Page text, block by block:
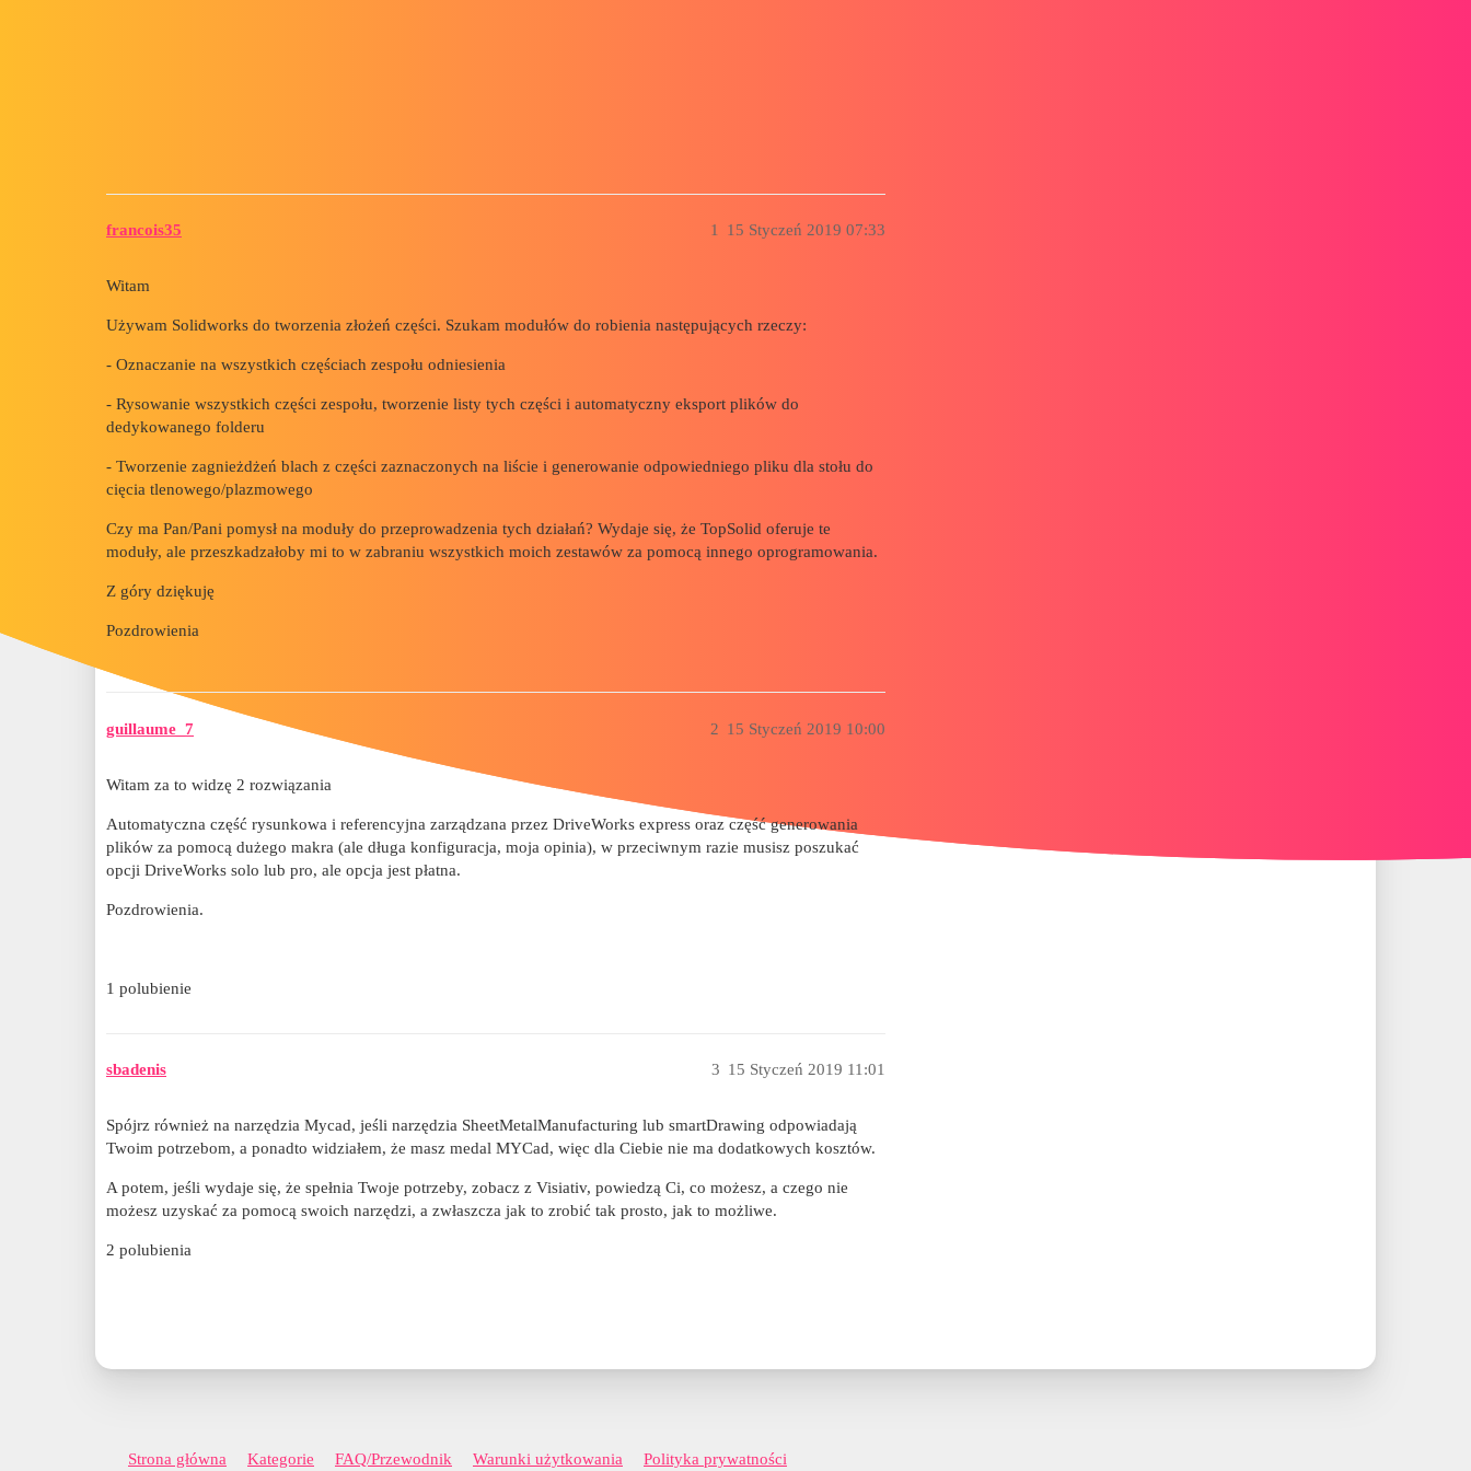
francois35 15 Styczeń 2019 07:33
1
Witam
Używam Solidworks do tworzenia złożeń części. Szukam modułów do robienia następujących rzeczy:
- Oznaczanie na wszystkich częściach zespołu odniesienia
- Rysowanie wszystkich części zespołu, tworzenie listy tych części i automatyczny eksport plików do
dedykowanego folderu
- Tworzenie zagnieżdżeń blach z części zaznaczonych na liście i generowanie odpowiedniego pliku dla stołu do
cięcia tlenowego/plazmowego
Czy ma Pan/Pani pomysł na moduły do przeprowadzenia tych działań? Wydaje się, że TopSolid oferuje te
moduły, ale przeszkadzałoby mi to w zabraniu wszystkich moich zestawów za pomocą innego oprogramowania.
Z góry dziękuję
Pozdrowienia
guillaume_7 15 Styczeń 2019 10:00
2
Witam za to widzę 2 rozwiązania
Automatyczna część rysunkowa i referencyjna zarządzana przez DriveWorks express oraz część generowania
plików za pomocą dużego makra (ale długa konfiguracja, moja opinia), w przeciwnym razie musisz poszukać
opcji DriveWorks solo lub pro, ale opcja jest płatna.
Pozdrowienia.
1 polubienie
sbadenis 15 Styczeń 2019 11:01
3
Spójrz również na narzędzia Mycad, jeśli narzędzia SheetMetalManufacturing lub smartDrawing odpowiadają
Twoim potrzebom, a ponadto widziałem, że masz medal MYCad, więc dla Ciebie nie ma dodatkowych kosztów.
A potem, jeśli wydaje się, że spełnia Twoje potrzeby, zobacz z Visiativ, powiedzą Ci, co możesz, a czego nie
możesz uzyskać za pomocą swoich narzędzi, a zwłaszcza jak to zrobić tak prosto, jak to możliwe.
2 polubienia
Strona główna Kategorie FAQ/Przewodnik Warunki użytkowania Polityka prywatności